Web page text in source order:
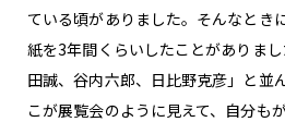
ている頃がありました。そんなとき
紙を3年間くらいしたことがありま
田誠、谷内六郎、日比野克彦」と並
こが展覧会のように見えて、自分も